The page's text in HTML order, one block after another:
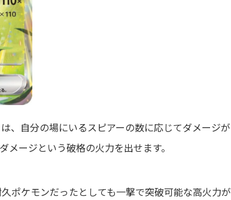
、自分の場にいるスピアーの数に応じてダメージが
ージという破格の火力を出せます。
ポケモンだったとしても一撃で突破可能な高火力が